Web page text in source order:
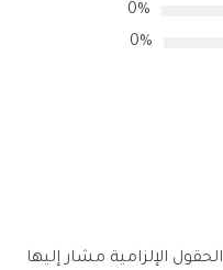
0%
0%
الحقول الإلزامية مشار إليها